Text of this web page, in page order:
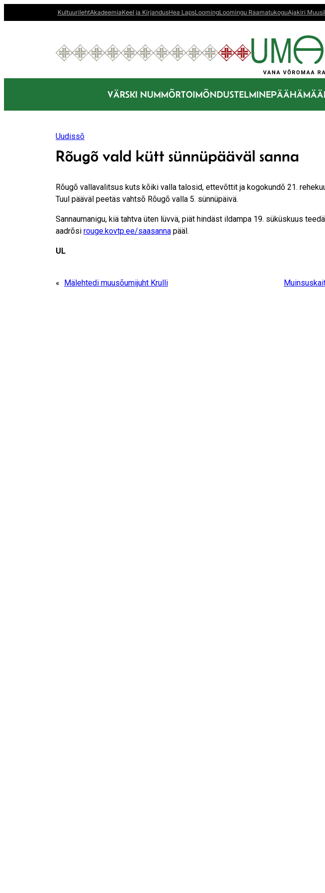
sisu
KultuurilehtAkadeemiaKeel ja KirjandusHea LapsLoomingLoomingu RaamatukoguAjakiri
VÄRSKI NUMMÕRTOIMÕNDUSTELMINE
Uudissõ
Rõugõ vald kütt sünnüpääväl sanna
Rõugõ vallavalitsus kuts kõiki valla talosid, ettevõttit ja kogokundõ 21.
Tuul pääväl peetäs vahtsõ Rõugõ valla 5. sünnüpäivä.
Sanna­umanigu, kiä tahtva üten lüvvä, piät hindäst ildampa 19. süküskuus
aadrõsi rouge.kovtp.ee/saasanna pääl.
UL
« Mälehtedi muusõumi­juht Krulli